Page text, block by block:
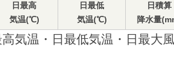
日最高
気温(℃)
日最低
気温(℃)
日積算
降水量
気温・日最低気温・日最大